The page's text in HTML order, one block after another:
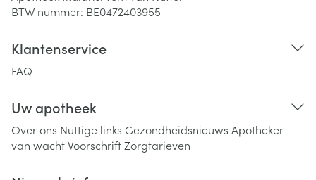
BTW nummer: BE0472403955
Klantenservice
FAQ
Uw apotheek
Over ons Nuttige links Gezondheidsnieuws Apotheker
van wachtVoorschriftZorgtarieven